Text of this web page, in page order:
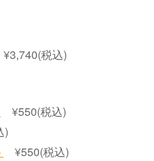
¥3,740(税込)
¥550(税込)
)
¥550(税込)